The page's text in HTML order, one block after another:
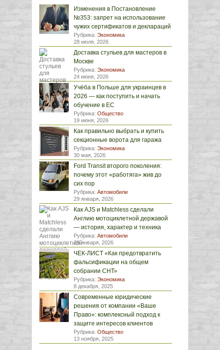
Изменения в Постановление
№353: запрет на использование
чужих сертификатов и деклараций
Рубрика: Экономика
28 июля, 2026
Доставка стульев для мастеров в
Москве
Рубрика: Экономика
24 июня, 2026
Учёба в Польше для украинцев в
2026 — как поступить и начать
обучение в ЕС
Рубрика: Общество
19 июня, 2026
Как правильно выбрать и купить
секционные ворота для гаража
Рубрика: Экономика
30 мая, 2026
Ford Transit второго поколения:
почему этот «работяга» жив до
сих пор
Рубрика: Автомобили
29 января, 2026
Как AJS и Matchless сделали
Англию мотоциклетной державой
— история, характер и техника
Рубрика: Автомобили
29 января, 2026
ЧЕК-ЛИСТ «Как предотвратить
фальсификации на общем
собрании СНТ»
Рубрика: Экономика
8 декабря, 2025
Современные юридические
решения от компании «Ваше
Право»: комплексный подход к
защите интересов клиентов
Рубрика: Общество
13 ноября, 2025